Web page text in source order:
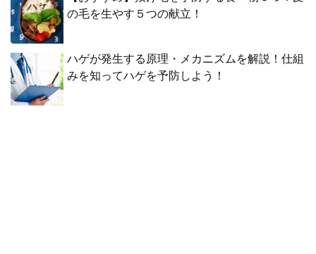
の毛を生やす５つの献立！
ハゲが発生する原理・メカニズムを解説！仕組
みを知ってハゲを予防しよう！